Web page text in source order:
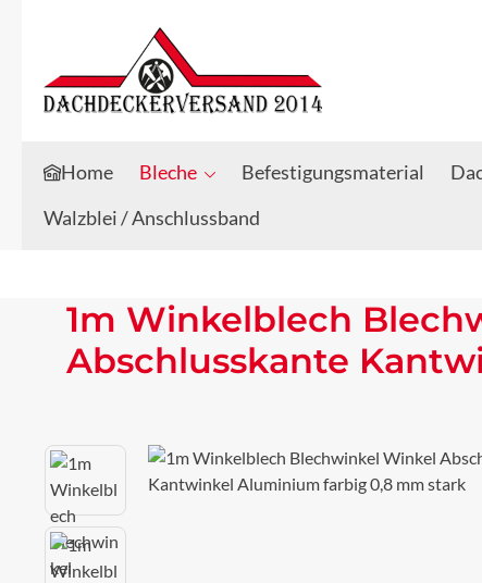
Zum Hauptinhalt springen
Zur Suche springen
Home Bleche Befestigungsmaterial
Walzblei / Anschlussband
1m Winkelblech
Abschlusskante
Bildergalerie überspringen